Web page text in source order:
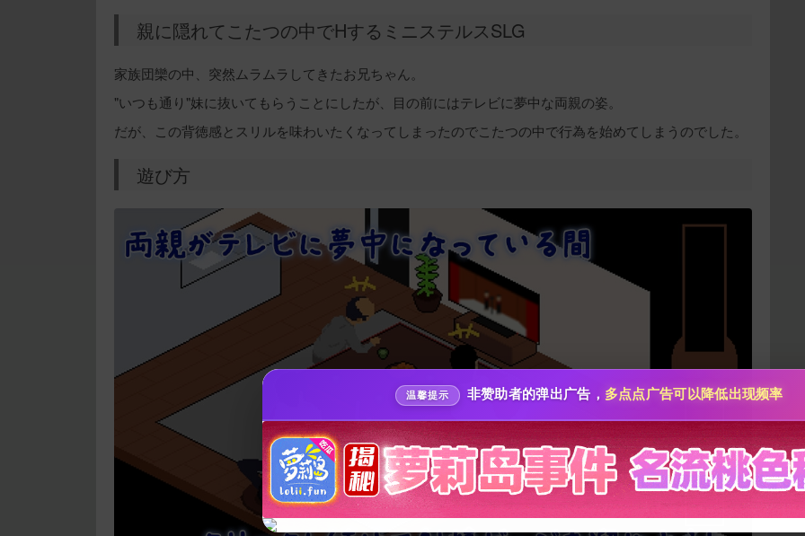
10
200分 自定义
親に隠れてこたつの中でHするミニステルスSLG
家族団欒の中、突然ムラムラしてきたお兄ちゃん。
"いつも通り"妹に抜いてもらうことにしたが、目の前にはテレビに夢中な両親の姿。
だが、この背徳感とスリルを味わいたくなってしまったのでこたつの中で行為を始めてしまうのでした。
遊び方
秒传文本链接
点击全选
分享本文封面
分享到微博
下载封面
温馨提示 非赞助者的弹出广告， 多点点广告可以降低出现频率